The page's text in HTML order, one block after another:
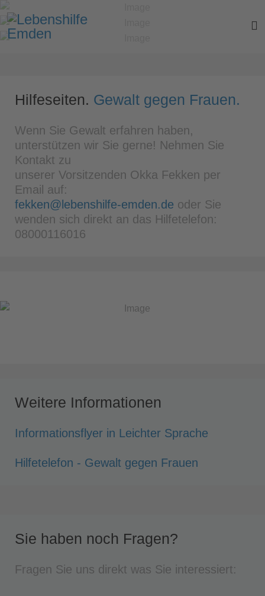
Hilfeseiten. Gewalt gegen Frauen.
Wenn Sie Gewalt erfahren haben,
unterstützen wir Sie gerne! Nehmen Sie
Kontakt zu
unserer Vorsitzenden Okka Fekken per
Email auf:
fekken@lebenshilfe-emden.de oder Sie
wenden sich direkt an das Hilfetelefon:
08000116016
Weitere Informationen
Informationsflyer in Leichter Sprache
Hilfetelefon - Gewalt gegen Frauen
Sie haben noch Fragen?
Fragen Sie uns direkt was Sie interessiert: